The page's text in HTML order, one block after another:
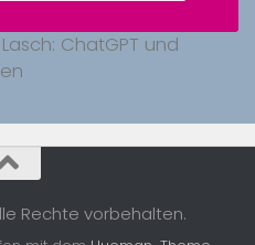
ChatGPT und
Rechte vorbehalten.